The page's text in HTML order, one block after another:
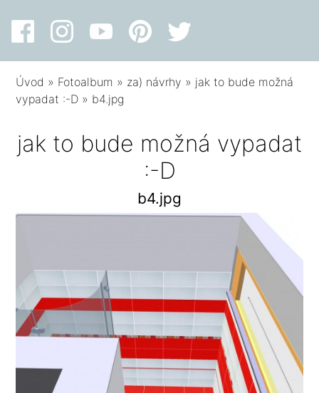
Úvod » Fotoalbum » za) návrhy » jak to bude možná
vypadat :-D » b4.jpg
jak to bude možná vypadat
:-D
b4.jpg